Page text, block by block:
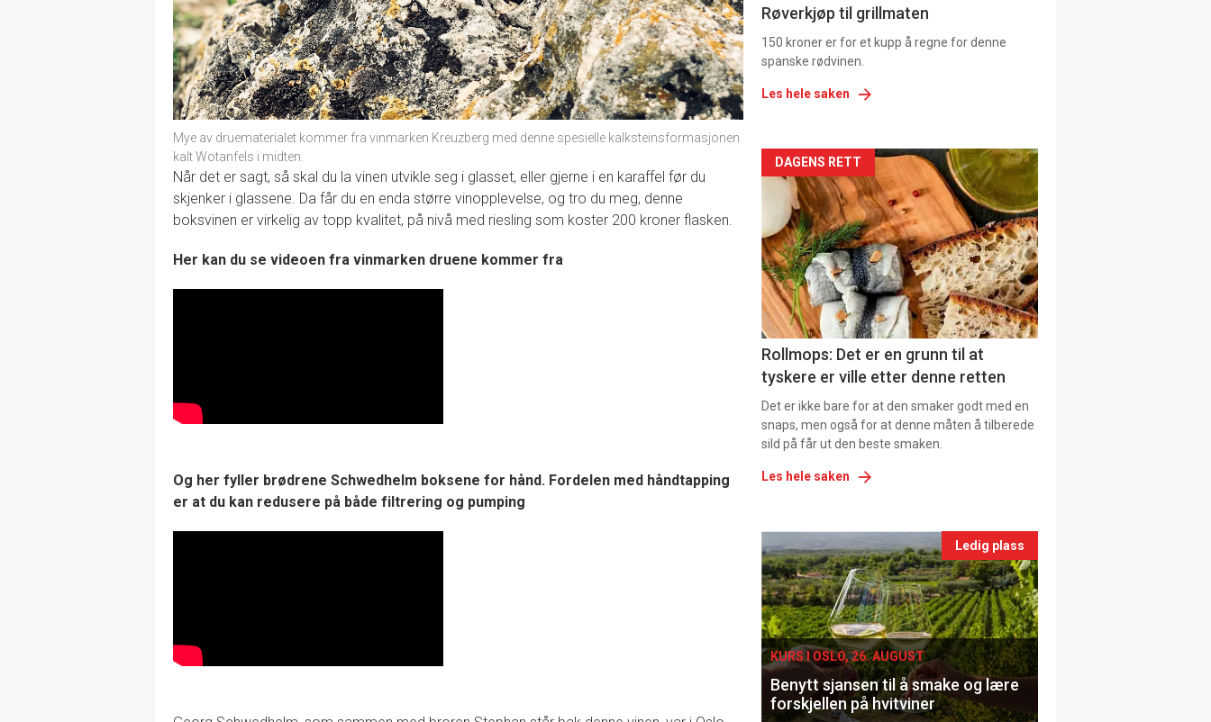
Mye av druematerialet kommer fra vinmarken Kreuzberg med denne spesielle kalksteinsformasjonen
kalt Wotanfels i midten.
Når det er sagt, så skal du la vinen utvikle seg i glasset, eller gjerne i en karaffel før du
skjenker i glassene. Da får du en enda større vinopplevelse, og tro du meg, denne
boksvinen er virkelig av topp kvalitet, på nivå med riesling som koster 200 kroner flasken.
Her kan du se videoen fra vinmarken druene kommer fra
Og her fyller brødrene Schwedhelm boksene for hånd. Fordelen med håndtapping
er at du kan redusere på både filtrering og pumping
Dagens
rett
2
Røverkjøp til grillmaten
150 kroner er for et kupp å regne for denne
spanske rødvinen.
Les hele saken
Artikler
detail
-
section
11
Ukens
vin
DAGENS RETT
Rollmops: Det er en grunn til at
tyskere er ville etter denne retten
Det er ikke bare for at den smaker godt med en
snaps, men også for at denne måten å tilberede
sild på får ut den beste smaken.
Les hele saken
Events
single
Ledig plass
KURS I OSLO, 26. AUGUST
Benytt sjansen til å smake og lære
forskjellen på hvitviner